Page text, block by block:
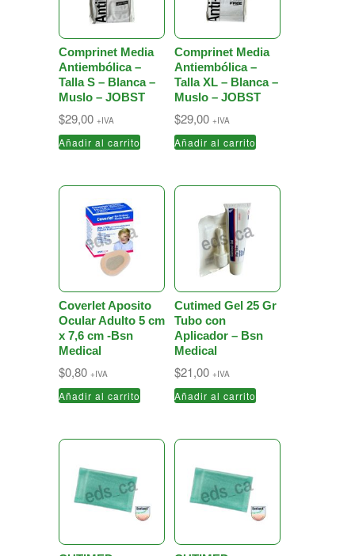
Comprinet Media
Antiembólica –
Talla S – Blanca –
Muslo – JOBST
$29,00 +IVA
Añadir al carrito
Comprinet Media
Antiembólica –
Talla XL – Blanca –
Muslo – JOBST
$29,00 +IVA
Añadir al carrito
Coverlet Aposito
Ocular Adulto 5 cm
x 7,6 cm -Bsn
Medical
$0,80 +IVA
Añadir al carrito
Cutimed Gel 25 Gr
Tubo con
Aplicador – Bsn
Medical
$21,00 +IVA
Añadir al carrito